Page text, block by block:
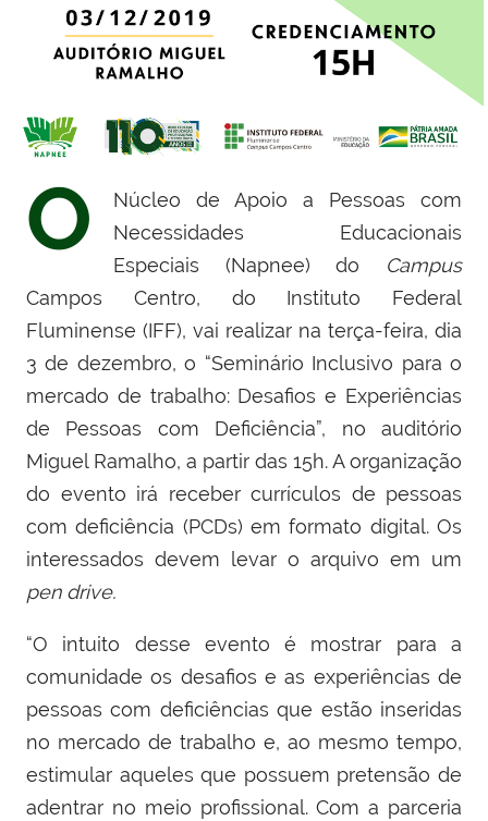
O
Núcleo de Apoio a Pessoas com
Necessidades Educacionais
Especiais (Napnee) do Campus
Campos Centro, do Instituto Federal
Fluminense (IFF), vai realizar na terça-feira, dia
3 de dezembro, o “Seminário Inclusivo para o
mercado de trabalho: Desafios e Experiências
de Pessoas com Deficiência”, no auditório
Miguel Ramalho, a partir das 15h. A organização
do evento irá receber currículos de pessoas
com deficiência (PCDs) em formato digital. Os
interessados devem levar o arquivo em um
pen drive.
“O intuito desse evento é mostrar para a
comunidade os desafios e as experiências de
pessoas com deficiências que estão inseridas
no mercado de trabalho e, ao mesmo tempo,
estimular aqueles que possuem pretensão de
adentrar no meio profissional. Com a parceria